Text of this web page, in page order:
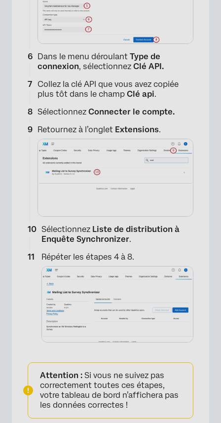
×
×
×
Dans le menu déroulant Type de
connexion, sélectionnez Clé API.
Collez la clé API que vous avez copiée
plus tôt dans le champ Clé api.
Sélectionnez Connecter le compte.
Retournez à l’onglet Extensions.
Sélectionnez Liste de distribution à
Enquête Synchronizer.
Répéter les étapes 4 à 8.
Attention : Si vous ne suivez pas
correctement toutes ces étapes,
votre tableau de bord n’affichera pas
les données correctes !